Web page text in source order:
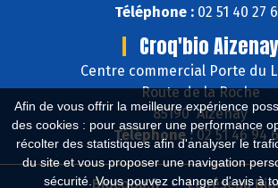
Afin de vous offrir la meilleure expérience
des cookies : pour assurer une performance
récolter des statistiques afin d'analyser le
du site et vous proposer une navigation
sécurité. Vous pouvez changer d'avis à
Téléphone : 02 51 40 27
Croq'bio Aizenay
Centre commercial Porte du
Route de la Roche
85190 Aizenay
Téléphone :02 51 46 94
Biocoop.fr Le réseau